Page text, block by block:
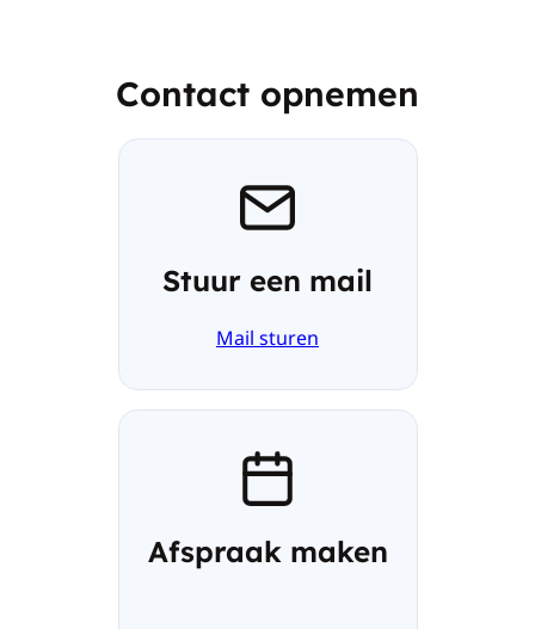
Contact opnemen
Stuur een mail
Mail sturen
Afspraak maken